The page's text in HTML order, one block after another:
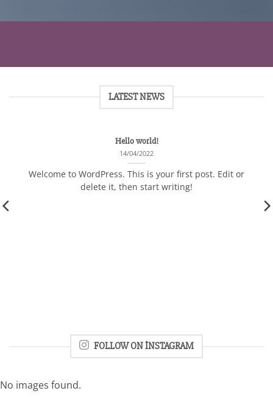
LATEST NEWS
Hello world!
14/04/2022
Welcome to WordPress. This is your first post. Edit or
delete it, then start writing!
FOLLOW ON INSTAGRAM
No images found.